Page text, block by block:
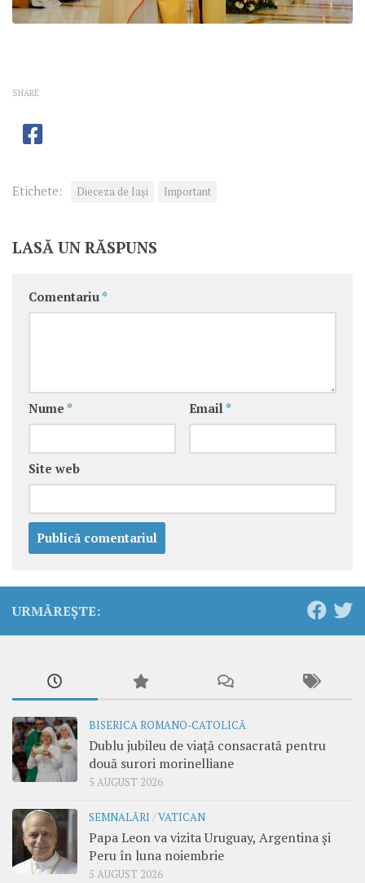
SHARE
Etichete: Dieceza de Iași Important
LASĂ UN RĂSPUNS
Comentariu *
Nume * Email *
Site web
URMĂREȘTE:
BISERICA ROMANO-CATOLICĂ
Dublu jubileu de viață consacrată pentru
două surori morinelliane
5 AUGUST 2026
SEMNALĂRI /VATICAN
Papa Leon va vizita Uruguay, Argentina și
Peru în luna noiembrie
5 AUGUST 2026